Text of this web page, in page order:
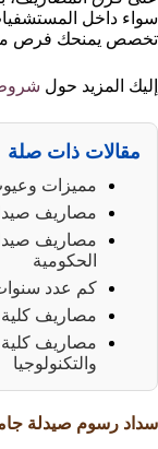
سواء داخل
تخصص يمنحك فرص
إليك المزيد حول شروط
مقالات ذات صلة
مميزات وعيوب
مصاريف
مصاريف
الحكومية
كم عدد
مصاريف كلية
مصاريف كلية
والتكنولوجيا
سداد رسوم صيدلة